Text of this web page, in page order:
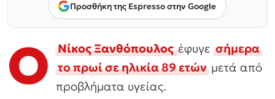
Προσθήκη της Espresso στην Google
Ο Νίκος Ξανθόπουλος έφυγεσήμερα
το πρωί σε ηλικία 89 ετών μετά από
προβλήματα υγείας.